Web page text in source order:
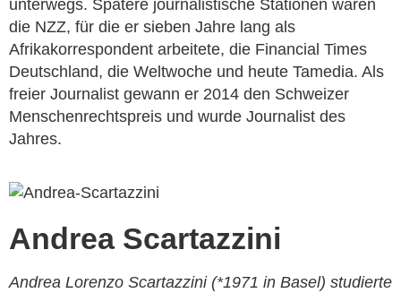
unterwegs. Spätere journalistische Stationen waren
die NZZ, für die er sieben Jahre lang als
Afrikakorrespondent arbeitete, die Financial Times
Deutschland, die Weltwoche und heute Tamedia. Als
freier Journalist gewann er 2014 den Schweizer
Menschenrechtspreis und wurde Journalist des
Jahres.
Andrea Scartazzini
Andrea Lorenzo Scartazzini (*1971 in Basel) studierte